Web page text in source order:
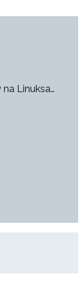
Linuksa…